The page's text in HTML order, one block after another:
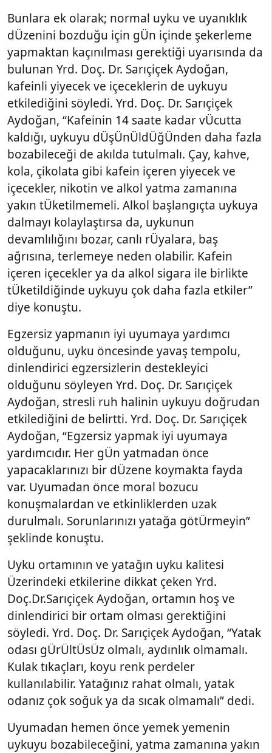
Bunlara ek olarak; normal uyku ve uyanıklık
dÜzenini bozduğu için gÜn içinde şekerleme
yapmaktan kaçınılması gerektiği uyarısında da
bulunan Yrd. Doç. Dr. Sarıçiçek Aydoğan,
kafeinli yiyecek ve içeceklerin de uykuyu
etkilediğini söyledi. Yrd. Doç. Dr. Sarıçiçek
Aydoğan, “Kafeinin 14 saate kadar vÜcutta
kaldığı, uykuyu dÜşÜnÜldÜğÜnden daha fazla
bozabileceği de akılda tutulmalı. Çay, kahve,
kola, çikolata gibi kafein içeren yiyecek ve
içecekler, nikotin ve alkol yatma zamanına
yakın tÜketilmemeli. Alkol başlangıçta uykuya
dalmayı kolaylaştırsa da, uykunun
devamlılığını bozar, canlı rÜyalara, baş
ağrısına, terlemeye neden olabilir. Kafein
içeren içecekler ya da alkol sigara ile birlikte
tÜketildiğinde uykuyu çok daha fazla etkiler”
diye konuştu.
Egzersiz yapmanın iyi uyumaya yardımcı
olduğunu, uyku öncesinde yavaş tempolu,
dinlendirici egzersizlerin destekleyici
olduğunu söyleyen Yrd. Doç. Dr. Sarıçiçek
Aydoğan, stresli ruh halinin uykuyu doğrudan
etkilediğini de belirtti. Yrd. Doç. Dr. Sarıçiçek
Aydoğan, “Egzersiz yapmak iyi uyumaya
yardımcıdır. Her gÜn yatmadan önce
yapacaklarınızı bir dÜzene koymakta fayda
var. Uyumadan önce moral bozucu
konuşmalardan ve etkinliklerden uzak
durulmalı. Sorunlarınızı yatağa götÜrmeyin”
şeklinde konuştu.
Uyku ortamının ve yatağın uyku kalitesi
Üzerindeki etkilerine dikkat çeken Yrd.
Doç.Dr.Sarıçiçek Aydoğan, ortamın hoş ve
dinlendirici bir ortam olması gerektiğini
söyledi. Yrd. Doç. Dr. Sarıçiçek Aydoğan, “Yatak
odası gÜrÜltÜsÜz olmalı, aydınlık olmamalı.
Kulak tıkaçları, koyu renk perdeler
kullanılabilir. Yatağınız rahat olmalı, yatak
odanız çok soğuk ya da sıcak olmamalı” dedi.
Uyumadan hemen önce yemek yemenin
uykuyu bozabileceğini, yatma zamanına yakın